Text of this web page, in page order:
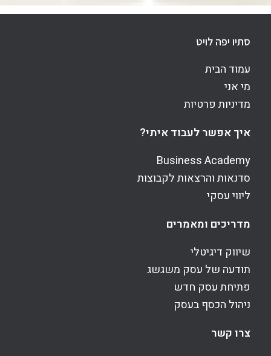
סתיו יפה לויט
עמוד הבית
מי אני
מדיניות פרטיות
איך אפשר לעבוד איתי?
Business Academy
סדנאות והרצאות לקבוצות
ליווי עסקי
מדריכים ומאמרים
שיווק דיגיטלי
תודעה של עסק משגשג
פתיחת עסק חדש
ניהול הכסף בעסק
צרו קשר